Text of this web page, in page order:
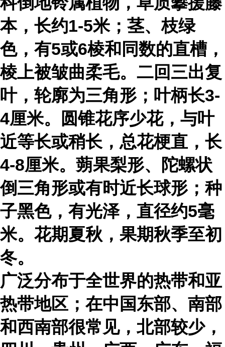
本，长约1-5米；茎、枝绿
色，有5或6棱和同数的直槽，
棱上被皱曲柔毛。二回三出复
叶，轮廓为三角形；叶柄长3-
4厘米。圆锥花序少花，与叶
近等长或稍长，总花梗直，长
4-8厘米。蒴果梨形、陀螺状
倒三角形或有时近长球形；种
子黑色，有光泽，直径约5毫
米。花期夏秋，果期秋季至初
冬。
广泛分布于全世界的热带和亚
热带地区；在中国东部、南部
和西南部很常见，北部较少，